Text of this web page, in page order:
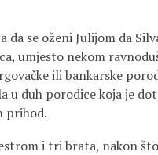
se oženi Julijom da
umjesto nekom
ili bankarske
u duh porodice koja je
prihod.
i tri brata, nakon